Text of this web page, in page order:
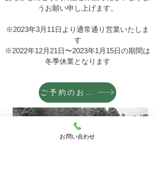
うお願い申し上げます。
※2023年3月11日より通常通り営業いたしま
す
​※2022年12月21日〜2023年1月15日の期間は
冬季休業となります
ご予約のお電話はこちら
お問い合わせ